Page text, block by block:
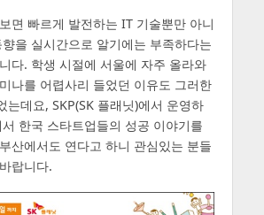
면 빠르게 발전하는 IT 기술뿐만 아니
을 실시간으로 알기에는 부족하다는
다. 학생 시절에 서울에 자주 올라와
나를 어렵사리 들었던 이유도 그러한
는데요, SKP(SK 플래닛)에서 운영하
한국 스타트업들의 성공 이야기를
산에서도 연다고 하니 관심있는 분들
랍니다.